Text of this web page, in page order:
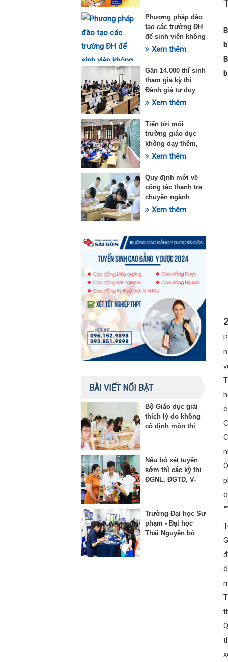
Phương pháp đào
tạo các trường ĐH
để sinh viên không
quá tải với ngành
Xem thêm
Gần 14.000 thí sinh
tham gia kỳ thi
Đánh giá tư duy
đợt 1 năm 2025
Xem thêm
Tiến tới môi
trường giáo dục
không dạy thêm,
học thêm
Xem thêm
Quy định mới về
công tác thanh tra
chuyên ngành
trong lĩnh vực giáo
Xem thêm
BÀI VIẾT NỔI BẬT
Bộ Giáo dục giải
thích lý do không
cố định môn thi
Nếu bỏ xét tuyển
sớm thì các kỳ thi
ĐGNL, ĐGTD, V-
Trường Đại học Sư
phạm - Đại học
Thái Nguyên bỏ